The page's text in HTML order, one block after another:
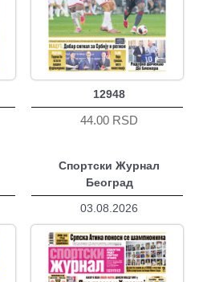
12948
44.00 RSD
Спортски Журнал
Београд
03.08.2026